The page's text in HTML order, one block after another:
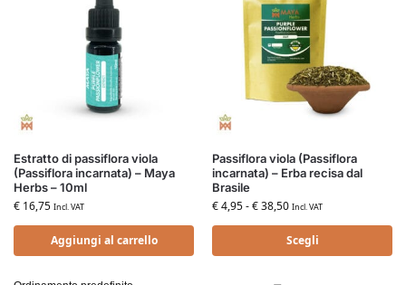
Estratto di passiflora viola
(Passiflora incarnata) – Maya
Herbs – 10ml
€ 16,75 Incl. VAT
Aggiungi al carrello
Passiflora viola (Passiflora
incarnata) – Erba recisa dal
Brasile
€4,95-€38,50 Incl. VAT
Scegli